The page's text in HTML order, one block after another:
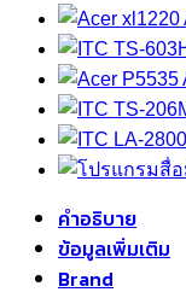
คำอธิบาย
ข้อมูลเพิ่มเติม
Brand